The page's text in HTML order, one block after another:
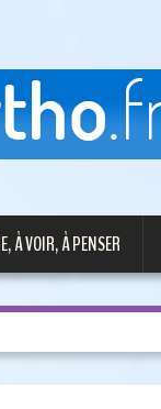
À VOIR, À PENSER